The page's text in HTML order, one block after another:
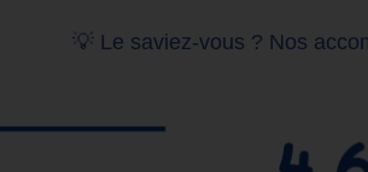
💡 Le saviez-vous ? Nos